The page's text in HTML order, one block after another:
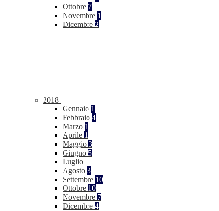
Ottobre 7
Novembre 1
Dicembre 2
2018
Gennaio 1
Febbraio 4
Marzo 1
Aprile 1
Maggio 3
Giugno 5
Luglio
Agosto 3
Settembre 10
Ottobre 10
Novembre 7
Dicembre 4